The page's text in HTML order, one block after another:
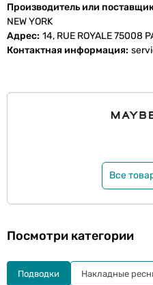
Производитель или
NEW YORK
Адрес 14, RUE ROYALE 75008
Контактная информация
Все
Посмотри категории
Подводки Накладные